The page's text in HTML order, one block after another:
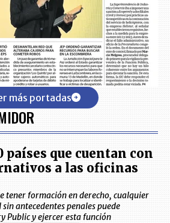
más portadas
países que cuentan con
a las oficinas
tener formación en derecho, cualquier
antecedentes penales puede
Public y ejercer esta función